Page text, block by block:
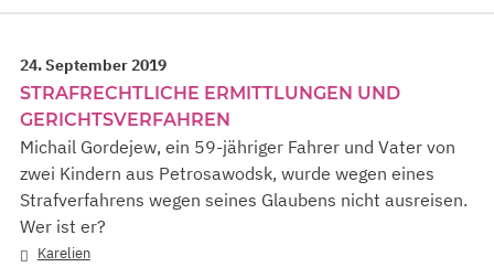
24. September 2019
STRAFRECHTLICHE ERMITTLUNGEN UND
GERICHTSVERFAHREN
Michail Gordejew, ein 59-jähriger Fahrer und Vater von
zwei Kindern aus Petrosawodsk, wurde wegen eines
Strafverfahrens wegen seines Glaubens nicht ausreisen.
Wer ist er?
Karelien